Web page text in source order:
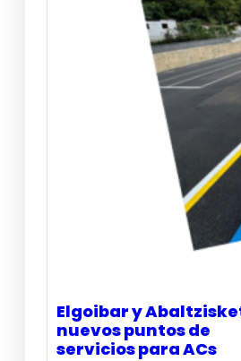
Elgoibar y
nuevos puntos de
servicios para ACs